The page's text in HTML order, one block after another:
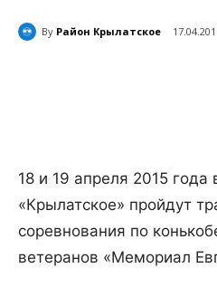
By Район Крылатское
18 и 19 апреля 2015
«Крылатское» пройдут
соревнования по
ветеранов «Мемориал